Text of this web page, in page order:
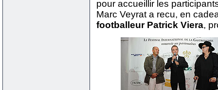
pour accueillir les
Marc Veyrat a recu, en
footballeur Patrick Viera,